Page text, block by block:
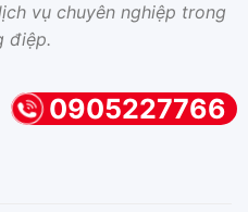
vụ chuyên nghiệp trong
điệp.
0905227766